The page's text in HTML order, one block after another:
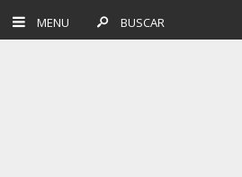
MENU BUSCAR